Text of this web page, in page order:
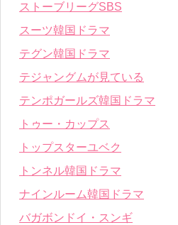
ストーブリーグSBS
スーツ韓国ドラマ
テグン韓国ドラマ
テジャングムが見ている
テンポガールズ韓国ドラマ
トゥー・カップス
トップスターユベク
トンネル韓国ドラマ
ナインルーム韓国ドラマ
バガボンドイ・スンギ